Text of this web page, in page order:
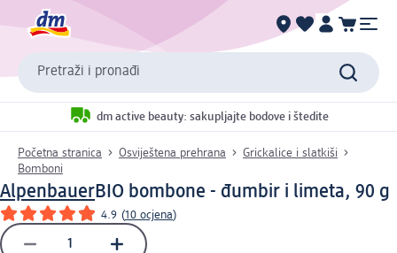
Pretraži i pronađi
dm active beauty: sakupljajte bodove i štedite
Početna stranica Osviještena prehrana
Grickalice i slatkiši
Bomboni
AlpenbauerBIO bombone - đumbir i limeta, 90 g
4.9 (10 ocjena)